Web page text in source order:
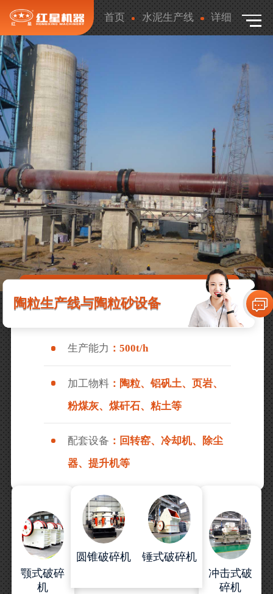
首页 水泥生产线 详细
陶粒生产线与陶粒砂设备
生产能力 ：500t/h
加工物料：陶粒、铝矾土、页岩、
粉煤灰、煤矸石、粘土等
配套设备 ：回转窑、冷却机、除尘
器、提升机等
颚式破碎
机
圆锥破碎机
锤式破碎机
冲击式破
碎机